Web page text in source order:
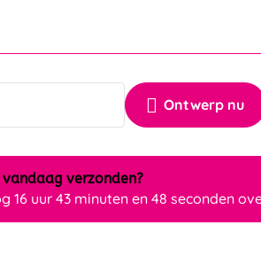
Ontwerp nu
vandaag verzonden?
16 uur 43 minuten en 47 seconden